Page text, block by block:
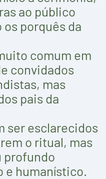
ao público
porquês da
comum em
convidados
mas
pais da
ser esclarecidos
o ritual, mas
profundo
humanístico.